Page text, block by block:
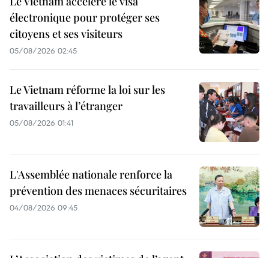
électronique pour protéger ses
citoyens et ses visiteurs
05/08/2026 02:45
Le Vietnam réforme la loi sur les
travailleurs à l’étranger
05/08/2026 01:41
L'Assemblée nationale renforce la
prévention des menaces sécuritaires
04/08/2026 09:45